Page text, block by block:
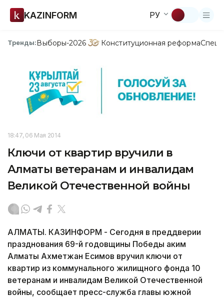
KAZINFORM РУ
Тренды:Выборы-2026 Конституционная реформа
18:47, 06 Мая 2014
Ключи от квартир вручили в
Алматы ветеранам и инвалидам
Великой Отечественной войны
АЛМАТЫ. КАЗИНФОРМ - Сегодня в преддверии
празднования 69-й годовщины Победы аким
Алматы Ахметжан Есимов вручил ключи от
квартир из коммунального жилищного фонда 10
ветеранам и инвалидам Великой Отечественной
войны, сообщает пресс-служба главы южной